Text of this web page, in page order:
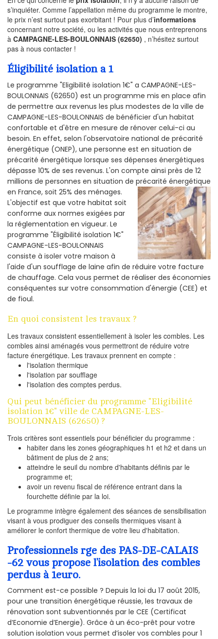
s’inquiéter. Comme l’appellation même du programme le montre,
le prix n’est surtout pas exorbitant ! Pour plus d’informations
concernant notre société, ou les activités que nous entreprenons
à CAMPAGNE-LES-BOULONNAIS (62650) , n’hésitez surtout
pas à nous contacter !
Éligibilité isolation a 1
Le programme "Eligibilité isolation 1€" a CAMPAGNE-LES-
BOULONNAIS (62650) est un programme mis en place afin
de permettre aux revenus les plus modestes de la ville de
CAMPAGNE-LES-BOULONNAIS de bénéficier d'un habitat
confortable et d'être en mesure de rénover celui-ci au
besoin. En effet, selon l'observatoire national de précarité
énergétique (ONEP), une personne est en situation de
précarité énergétique lorsque ses dépenses énergétiques
dépasse 10% de ses revenus. L'on compte ainsi près de 12
millions de personnes en situation de précarité énergétique
en France, soit 25% des ménages.
L'objectif est que votre habitat soit
conforme aux normes exigées par
la réglementation en vigueur. Le
programme "Éligibilité isolation 1€"
CAMPAGNE-LES-BOULONNAIS
consiste à isoler votre maison à
l'aide d'un soufflage de laine afin de réduire votre facture
de chauffage. Cela vous permet de réaliser des économies
conséquentes sur votre consommation d'énergie (CEE) et
de fioul.
En quoi consistent les travaux ?
Les travaux consistent essentiellement à isoler les combles. Les
combles ainsi aménagés vous permettront de réduire votre
facture énergétique. Les travaux prennent en compte :
l'isolation thermique
l'isolation par soufflage
l'isolation des comptes perdus.
Qui peut bénéficier du programme "Eligibilité
isolation 1€" ville de CAMPAGNE-LES-
BOULONNAIS (62650) ?
Trois critères sont essentiels pour bénéficier du programme :
habiter dans les zones géographiques h1 et h2 et dans un
bâtiment de plus de 2 ans;
atteindre le seuil du nombre d'habitants définis par le
programme et;
avoir un revenu fiscal de référence entrant dans la
fourchette définie par la loi.
Le programme intègre également des séances de sensibilisation
visant à vous prodiguer des conseils thermiques visant à
améliorer le confort thermique de votre lieu d'habitation.
Professionnels rge des PAS-DE-CALAIS
-62 vous propose l’isolation des combles
perdus à 1euro.
Comment est-ce possible ? Depuis la loi du 17 août 2015,
pour une transition énergétique réussie, les travaux de
rénovation sont subventionnés par le CEE (Certificat
d’Economie d’Energie). Grâce à un éco-prêt pour votre
solution isolation vous permet d’isoler vos combles pour 1